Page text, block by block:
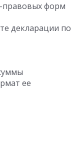
правовых форм
декларации по
ее